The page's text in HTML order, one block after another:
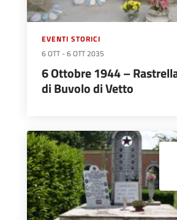
EVENTI STORICI
6 OTT -6 OTT 2035
6 Ottobre 1944 –
di Buvolo di Vetto